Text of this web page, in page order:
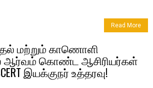
Read More
மற்றும் காணொளி
ஆர்வம் கொண்ட ஆசிரியர்கள்
இயக்குநர் உத்தரவு!